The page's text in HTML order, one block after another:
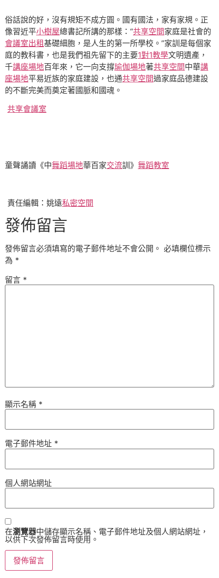
俗話說的好，沒有規矩不成方圓。國有國法，家有家規。正
像習近平小樹屋總書記所講的那樣：“共享空間家庭是社會的
會議室出租基礎細胞，是人生的第一所學校。”家訓是每個家
庭的教科書，也是我們祖先留下的主要1對1教學文明遺產，
千講座場地百年來，它一向支撐瑜伽場地著共享空間中華講
座場地平易近族的家庭建設，也通共享空間過家庭品德建設
的不斷完美而奠定著國脈和國魂。
共享會議室
童聲誦讀《中舞蹈場地華百家交流訓》 舞蹈教室
責任編輯：姚遠私密空間
發佈留言
發佈留言必須填寫的電子郵件地址不會公開。 必填欄位標示
為 *
留言 *
顯示名稱 *
電子郵件地址 *
個人網站網址
在瀏覽器中儲存顯示名稱、電子郵件地址及個人網站網址，
以供下次發佈留言時使用。